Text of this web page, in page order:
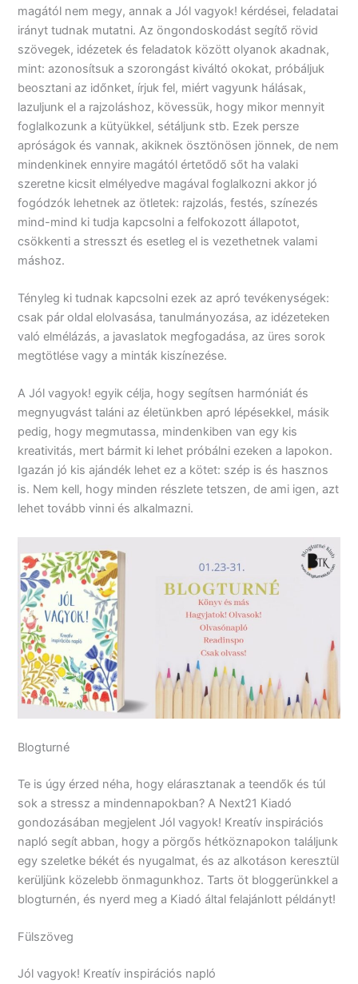
magától nem megy, annak a Jól vagyok! kérdései, feladatai
irányt tudnak mutatni. Az öngondoskodást segítő rövid
szövegek, idézetek és feladatok között olyanok akadnak,
mint: azonosítsuk a szorongást kiváltó okokat, próbáljuk
beosztani az időnket, írjuk fel, miért vagyunk hálásak,
lazuljunk el a rajzoláshoz, kövessük, hogy mikor mennyit
foglalkozunk a kütyükkel, sétáljunk stb. Ezek persze
apróságok és vannak, akiknek ösztönösen jönnek, de nem
mindenkinek ennyire magától értetődő sőt ha valaki
szeretne kicsit elmélyedve magával foglalkozni akkor jó
fogódzók lehetnek az ötletek: rajzolás, festés, színezés
mind-mind ki tudja kapcsolni a felfokozott állapotot,
csökkenti a stresszt és esetleg el is vezethetnek valami
máshoz.
Tényleg ki tudnak kapcsolni ezek az apró tevékenységek:
csak pár oldal elolvasása, tanulmányozása, az idézeteken
való elmélázás, a javaslatok megfogadása, az üres sorok
megtötlése vagy a minták kiszínezése.
A Jól vagyok! egyik célja, hogy segítsen harmóniát és
megnyugvást taláni az életünkben apró lépésekkel, másik
pedig, hogy megmutassa, mindenkiben van egy kis
kreativitás, mert bármit ki lehet próbálni ezeken a lapokon.
Igazán jó kis ajándék lehet ez a kötet: szép is és hasznos
is. Nem kell, hogy minden részlete tetszen, de ami igen, azt
lehet tovább vinni és alkalmazni.
Blogturné
Te is úgy érzed néha, hogy elárasztanak a teendők és túl
sok a stressz a mindennapokban? A Next21 Kiadó
gondozásában megjelent Jól vagyok! Kreatív inspirációs
napló segít abban, hogy a pörgős hétköznapokon találjunk
egy szeletke békét és nyugalmat, és az alkotáson keresztül
kerüljünk közelebb önmagunkhoz. Tarts öt bloggerünkkel a
blogturnén, és nyerd meg a Kiadó által felajánlott példányt!
Fülszöveg
Jól vagyok! Kreatív inspirációs napló